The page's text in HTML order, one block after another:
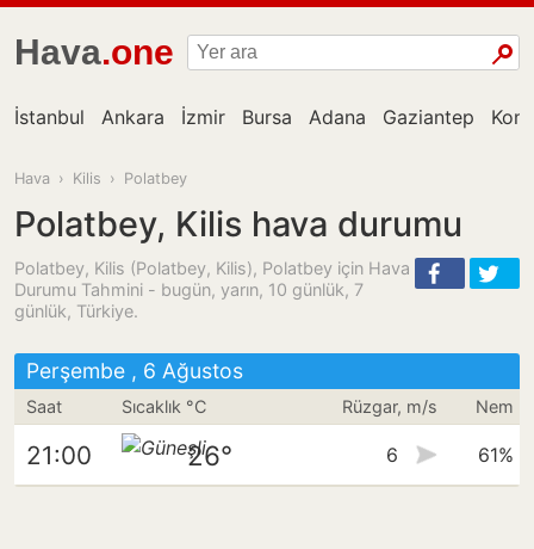
Hava.one
İstanbul Ankara İzmir Bursa Adana Gaziantep
Hava › Kilis › Polatbey
Polatbey, Kilis hava durumu
Polatbey, Kilis (Polatbey, Kilis), Polatbey için Hava
Durumu Tahmini - bugün, yarın, 10 günlük, 7
günlük, Türkiye.
Perşembe , 6 Ağustos
Saat Sıcaklık °C Rüzgar, m/s Nem
21:00 26° 6 61%